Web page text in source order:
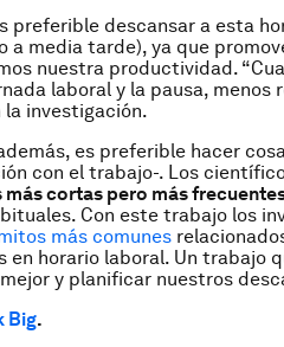
preferible descansar a esta
a media tarde), ya que
nuestra productividad.
laboral y la pausa, menos
la investigación.
es preferible hacer
con el trabajo-. Los
cortas pero más
Con este trabajo los
más comunes
en horario laboral. Un trabajo
y planificar nuestros
Big.